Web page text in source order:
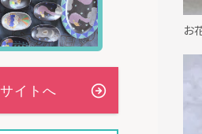
お